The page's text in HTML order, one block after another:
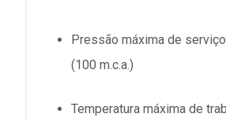
Pressão máxima de
(100 m.c.a.)
Temperatura máxima de